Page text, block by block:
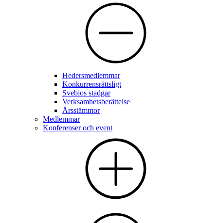
Hedersmedlemmar
Konkurrensrättsligt
Svebios stadgar
Verksamhetsberättelse
Årsstämmor
Medlemmar
Konferenser och event